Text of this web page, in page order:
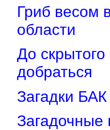
Гриб весом
области
До
добраться
Загадки
Загадочные